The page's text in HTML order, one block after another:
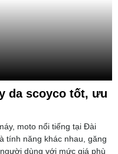
da scoyco tốt, ưu
moto nổi tiếng tại Đài
tính năng khác nhau, găng
dùng với mức giá phù